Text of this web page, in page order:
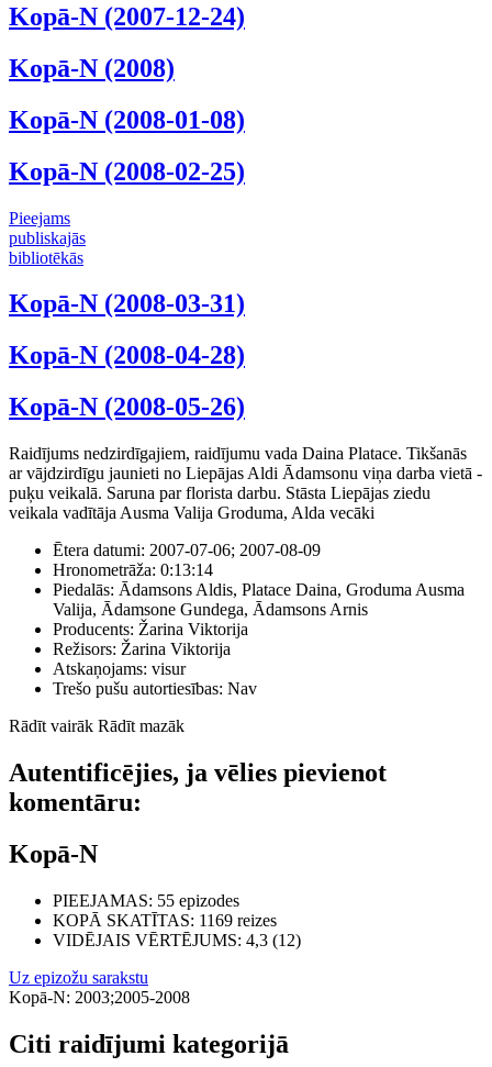
Kopā-N (2007-12-24)
Kopā-N (2008)
Kopā-N (2008-01-08)
Kopā-N (2008-02-25)
Pieejams
publiskajās
bibliotēkās
Kopā-N (2008-03-31)
Kopā-N (2008-04-28)
Kopā-N (2008-05-26)
Raidījums nedzirdīgajiem, raidījumu vada Daina Platace. Tikšanās
ar vājdzirdīgu jaunieti no Liepājas Aldi Ādamsonu viņa darba vietā -
puķu veikalā. Saruna par florista darbu. Stāsta Liepājas ziedu
veikala vadītāja Ausma Valija Groduma, Alda vecāki
Ētera datumi: 2007-07-06; 2007-08-09
Hronometrāža: 0:13:14
Piedalās: Ādamsons Aldis, Platace Daina, Groduma Ausma
Valija, Ādamsone Gundega, Ādamsons Arnis
Producents: Žarina Viktorija
Režisors: Žarina Viktorija
Atskaņojams: visur
Trešo pušu autortiesības: Nav
Rādīt vairāk Rādīt mazāk
Autentificējies, ja vēlies pievienot
komentāru:
Kopā-N
PIEEJAMAS: 55 epizodes
KOPĀ SKATĪTAS: 1169 reizes
VIDĒJAIS VĒRTĒJUMS: 4,3 (12)
Uz epizožu sarakstu
Kopā-N: 2003;2005-2008
Citi raidījumi kategorijā